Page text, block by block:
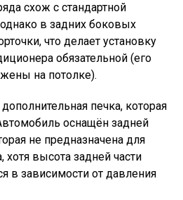
схож с стандартной
в задних боковых
что делает установку
обязательной (его
на потолке).
печка, которая
оснащён задней
не предназначена для
хотя высота задней части
в зависимости от давления